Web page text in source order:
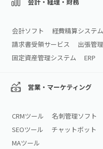
会計ソフト 経費精算システム
請求書受領サービス
出張管
固定資産管理システム
ERP
営業・マーケティング
CRMツール 名刺管理ソフト
SEOツール
チャットボット
MAツール